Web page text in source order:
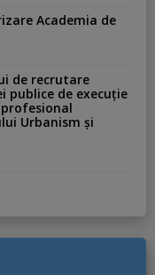
Academia de
de recrutare
de execuție
Urbanism și